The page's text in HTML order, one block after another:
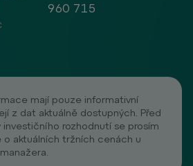
960 715
mají pouze informativní
z dat aktuálně dostupných. Před
investičního rozhodnutí se prosím
o aktuálních tržních cenách u